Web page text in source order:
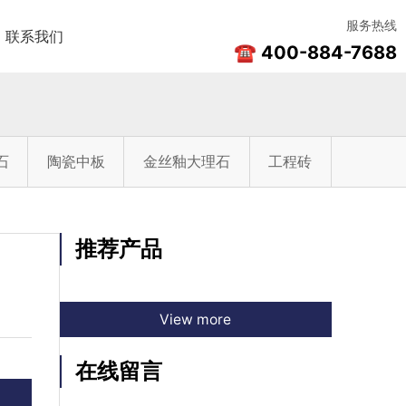
联系我们
服务热线
☎ 400-884-7688
陶瓷中板 金丝釉大理石 工程砖
推荐产品
View more
在线留言